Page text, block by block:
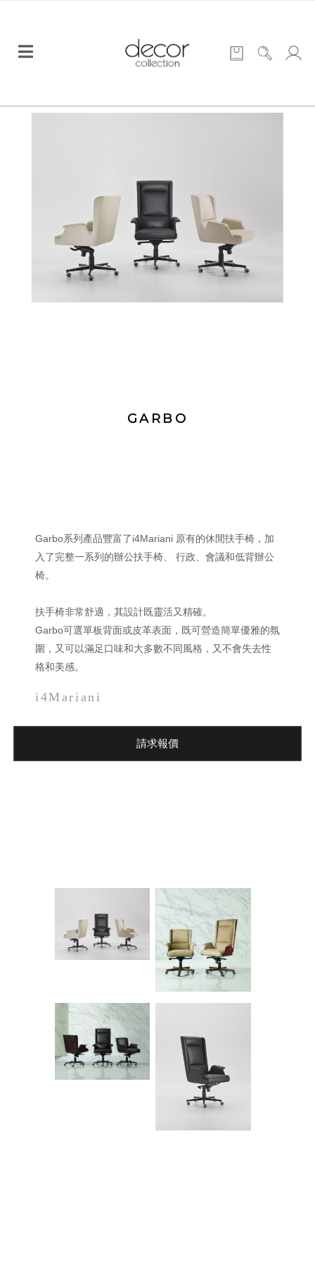
GARBO
Garbo系列產品豐富了i4Mariani 原有的休閒扶手椅，加
入了完整一系列的辦公扶手椅、 行政、會議和低背辦公
椅。
扶手椅非常舒適，其設計既靈活又精確。
Garbo可選單板背面或皮革表面，既可營造簡單優雅的氛
圍，又可以滿足口味和大多數不同風格，又不會失去性
格和美感。
i4Mariani